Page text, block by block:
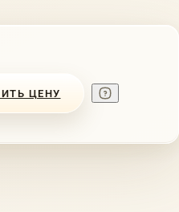
ЦЕНУ